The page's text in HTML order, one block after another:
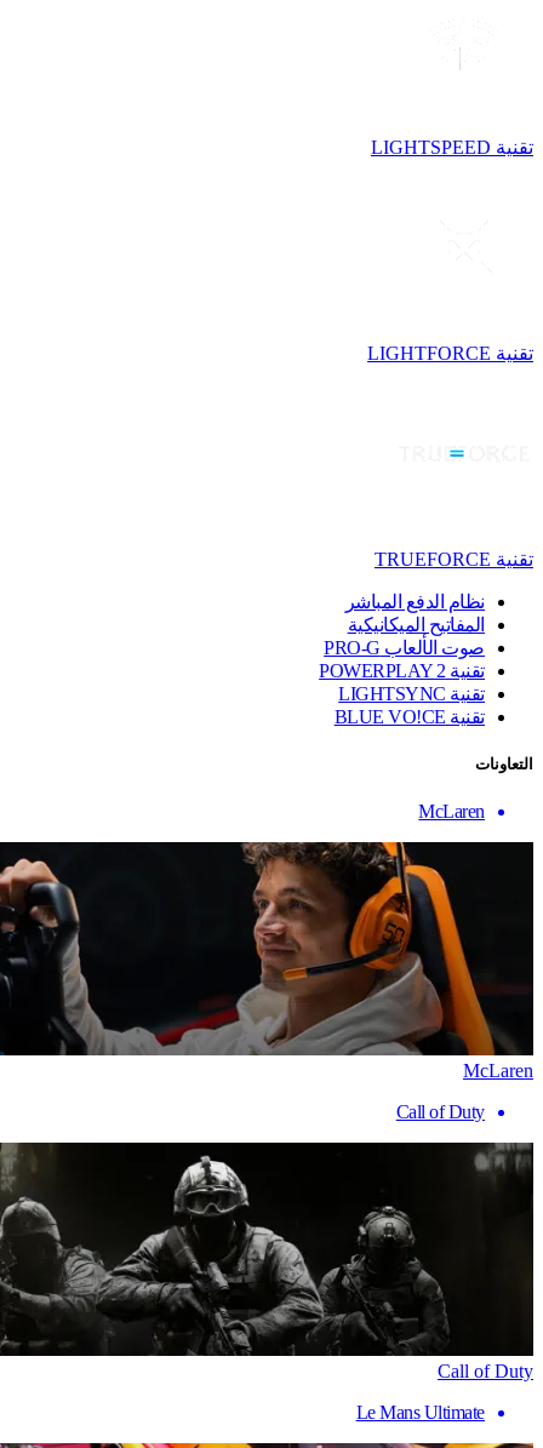
تقنية LIGHTSPEED
تقنية LIGHTFORCE
تقنية TRUEFORCE
نظام الدفع المباشر
المفاتيح الميكانيكية
صوت الألعاب PRO-G
تقنية ‏POWERPLAY 2
تقنية LIGHTSYNC
تقنية BLUE VO!CE
التعاونات
McLaren
McLaren
Call of Duty
Call of Duty
Le Mans Ultimate